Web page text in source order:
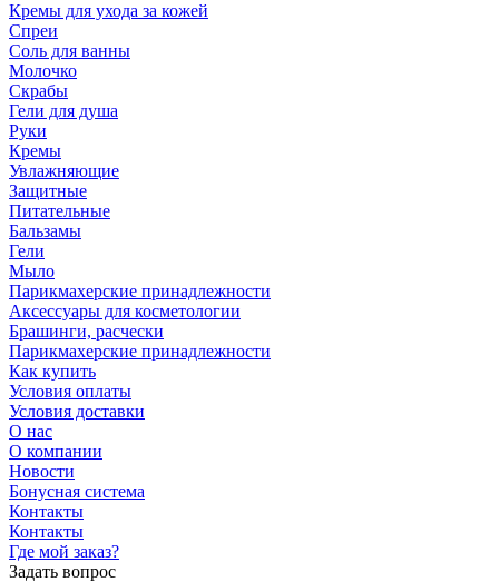
Кремы для ухода за кожей
Спреи
Соль для ванны
Молочко
Скрабы
Гели для душа
Руки
Кремы
Увлажняющие
Защитные
Питательные
Бальзамы
Гели
Мыло
Парикмахерские принадлежности
Аксессуары для косметологии
Брашинги, расчески
Парикмахерские принадлежности
Как купить
Условия оплаты
Условия доставки
О нас
О компании
Новости
Бонусная система
Контакты
Контакты
Где мой заказ?
Задать вопрос